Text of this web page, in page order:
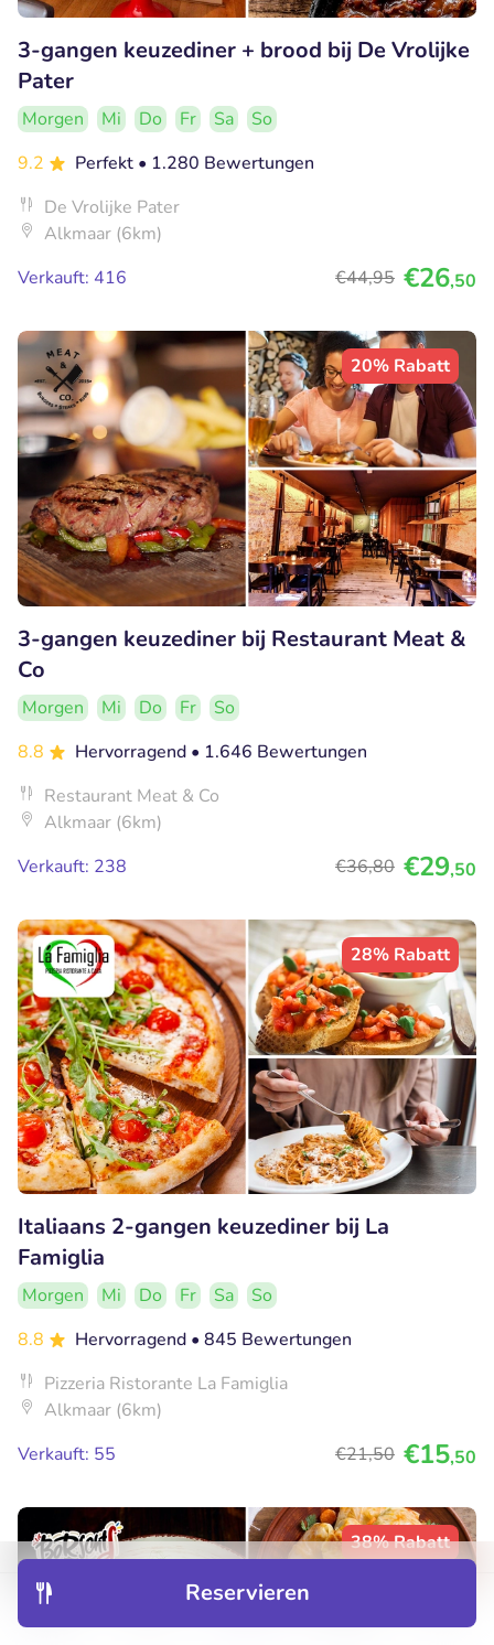
Entdecken
Reservieren
3-gangen keuzediner + brood bij De Vrolijke
Pater
Morgen Mi Do Fr Sa
So
9.2
Perfekt • 1.280 Bewertungen
De Vrolijke Pater
Alkmaar (6km)
Verkauft: 416
€44,95 €26,50
20% Rabatt
3-gangen keuzediner bij Restaurant Meat &
Co
Morgen Mi Do Fr
So
8.8
Hervorragend • 1.646 Bewertungen
Restaurant Meat & Co
Alkmaar (6km)
Verkauft: 238
€36,80 €29,50
28% Rabatt
Italiaans 2-gangen keuzediner bij La
Famiglia
Morgen Mi Do Fr Sa
So
8.8
Hervorragend • 845 Bewertungen
Pizzeria Ristorante La Famiglia
Alkmaar (6km)
Verkauft: 55
€21,50 €15,50
38% Rabatt